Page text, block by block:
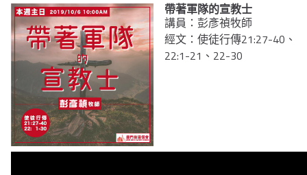
帶著軍隊的宣教士
講員：彭彥禎牧師
經文：使徒行傳21:27-40、
22:1-21、22-30